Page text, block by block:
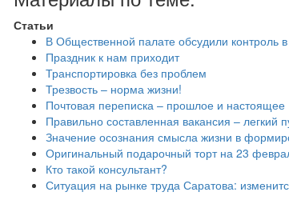
Статьи
В Общественной палате обсудили контроль
Праздник к нам приходит
Транспортировка без проблем
Трезвость – норма жизни!
Почтовая переписка – прошлое и настоящее
Правильно составленная вакансия – легкий
Значение осознания смысла жизни в
Оригинальный подарочный торт на 23
Кто такой консультант?
Ситуация на рынке труда Саратова: